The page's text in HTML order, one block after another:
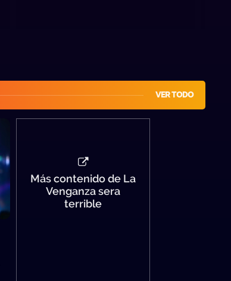
VER TODO
Más contenido de La
Venganza sera
terrible